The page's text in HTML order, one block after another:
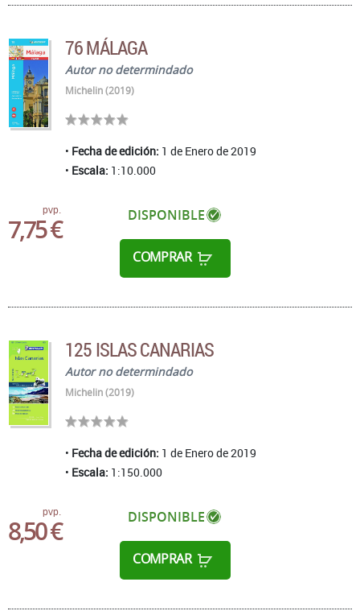
76 MÁLAGA
Autor no determindado
Michelin (2019)
Fecha de edición: 1 de Enero de 2019
Escala: 1:10.000
pvp.
7,75 € DISPONIBLE
COMPRAR
125 ISLAS CANARIAS
Autor no determindado
Michelin (2019)
Fecha de edición: 1 de Enero de 2019
Escala: 1:150.000
pvp.
8,50 € DISPONIBLE
COMPRAR